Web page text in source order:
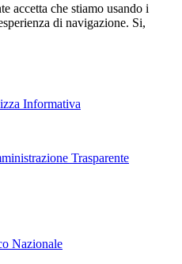
accetta che stiamo usando i
di navigazione. Si,
Informativa
Trasparente
Nazionale